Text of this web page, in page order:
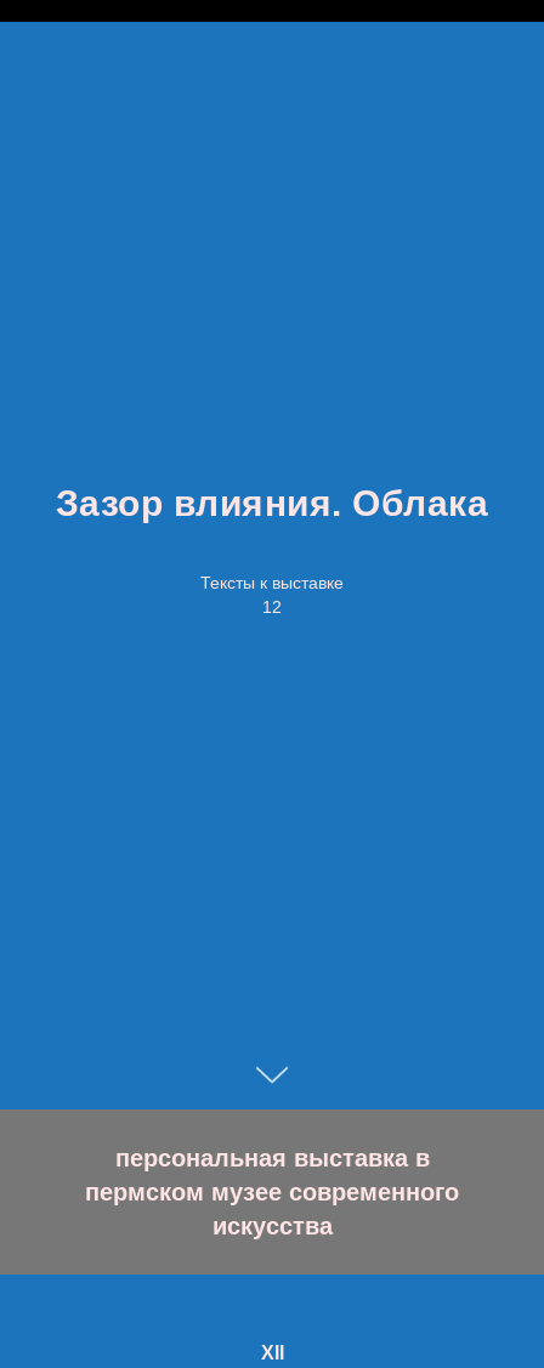
Зазор влияния. Облака
Тексты к выставке
12
персональная выставка в
пермском музее современного
искусства
XII